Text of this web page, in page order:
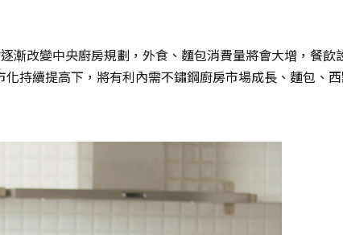
漸改變中央廚房規劃 ，外食、麵包消費量將會大增，餐飲
持續提高下，將有利內需不鏽鋼廚房​市場成長、麵包、